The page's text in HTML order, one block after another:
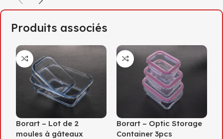
Produits associés
Borart – Lot de 2
moules à gâteaux
Borart – Optic Storage
Container 3pcs